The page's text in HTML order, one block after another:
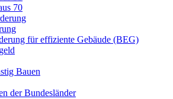
70
für effiziente Gebäude (BEG)
Bauen
der Bundesländer